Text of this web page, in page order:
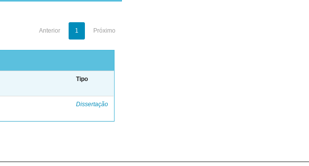
Anterior 1 Próximo
Tipo
Dissertação